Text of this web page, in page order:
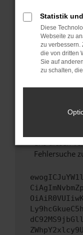
Stelle
sind.
Veraltete
führen, dass
Wende
Wenn du
versuchen,
uns diesen
Fehlersuche
Statistik
Diese
Webseite zu
zu verbessern.
die von dritten
Sie auf
zu schalten,